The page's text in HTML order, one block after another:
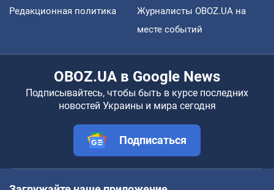
Редакционная политика
Журналисты OBOZ.UA на
месте событий
OBOZ.UA в Google News
Подписывайтесь, чтобы быть в курсе последних
новостей Украины и мира сегодня
Подписаться